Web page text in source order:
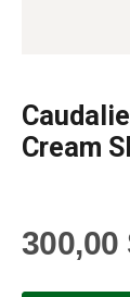
Cream
300,00